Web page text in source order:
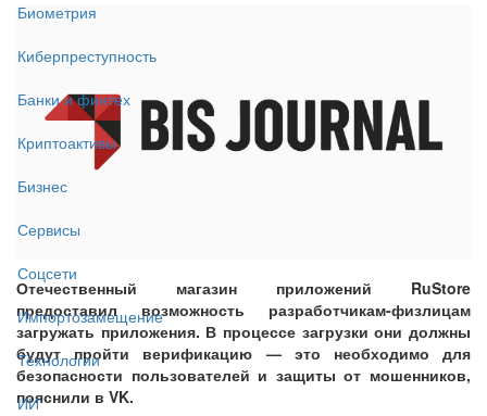
Биометрия
Киберпреступность
Банки и финтех
Криптоактивы
Бизнес
Сервисы
Соцсети
Импортозамещение
Технологии
ИИ
Отечественный магазин приложений RuStore
предоставил возможность разработчикам-физлицам
загружать приложения. В процессе загрузки они должны
будут пройти верификацию — это необходимо для
безопасности пользователей и защиты от мошенников,
пояснили в VK.